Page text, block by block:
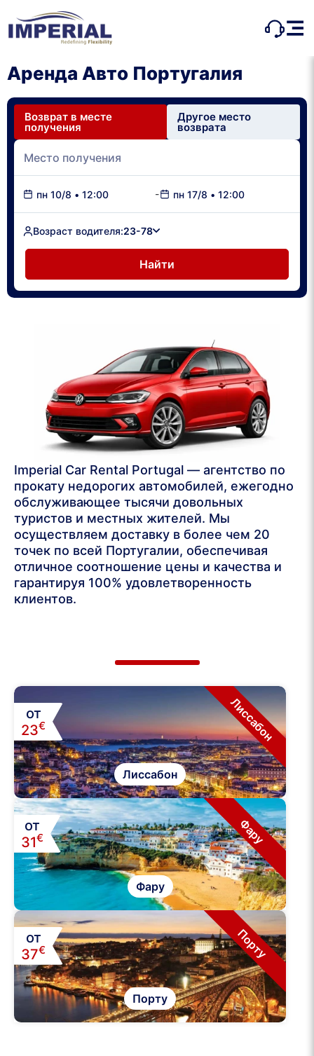
Аренда Авто Португалия
Возврат в месте
получения
Другое место
возврата
пн 10/8 • 12:00 - пн 17/8 • 12:00
Возраст водителя:23-78
Найти
Imperial Car Rental Portugal — агентство по
прокату недорогих автомобилей, ежегодно
обслуживающее тысячи довольных
туристов и местных жителей. Мы
осуществляем доставку в более чем 20
точек по всей Португалии, обеспечивая
отличное соотношение цены и качества и
гарантируя 100% удовлетворенность
клиентов.
Лиссабон
от
23€
Лиссабон
Фару
от
31€
Фару
Порту
от
37€
Порту